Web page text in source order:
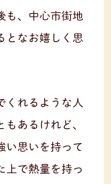
も、中心市街地
となお嬉しく思
くれるような人
あるけれど、
い思いを持って
上で熱量を持っ